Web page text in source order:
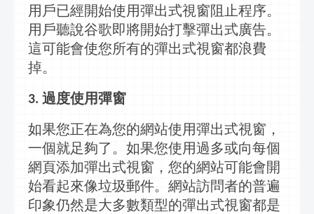
用戶已經開始使用彈出式視窗阻止程序。
用戶聽說谷歌即將開始打擊彈出式廣告。
這可能會使您所有的彈出式視窗都浪費
掉。
3. 過度使用彈窗
如果您正在為您的網站使用彈出式視窗 ，
一個就足夠了。如果您使用過多或向每個
網頁添加彈出式視窗 ，您的網站可能會開
始看起來像垃圾郵件。網站訪問者的普遍
印象仍然是大多數類型的彈出式視窗都是